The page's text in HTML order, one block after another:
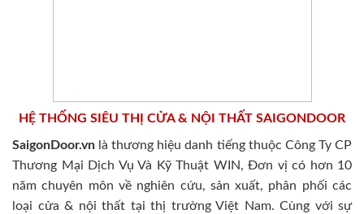
HỆ THỐNG SIÊU THỊ CỬA & NỘI THẤT SAIGONDOOR
SaigonDoor.vn là thương hiệu danh tiếng thuộc Công Ty CP
Thương Mại Dịch Vụ Và Kỹ Thuật WIN, Đơn vị có hơn 10
năm chuyên môn về nghiên cứu, sản xuất, phân phối các
loại cửa & nội thất tại thị trường Việt Nam. Cùng với sự